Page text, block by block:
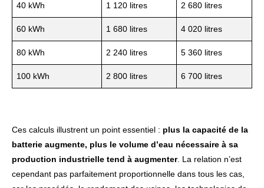
40 kWh 1 120 litres 2 680 litres
60 kWh 1 680 litres 4 020 litres
80 kWh 2 240 litres 5 360 litres
100 kWh 2 800 litres 6 700 litres
Ces calculs illustrent un point essentiel : plus la capacité de la
batterie augmente, plus le volume d’eau nécessaire à sa
production industrielle tend à augmenter. La relation n’est
cependant pas parfaitement proportionnelle dans tous les cas,